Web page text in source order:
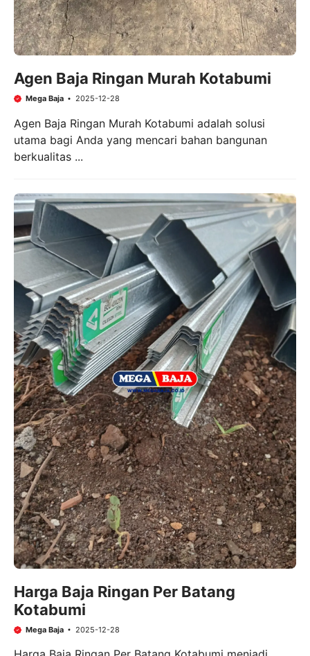
Agen Baja Ringan Murah Kotabumi
Mega Baja 2025-12-28
Agen Baja Ringan Murah Kotabumi adalah solusi
utama bagi Anda yang mencari bahan bangunan
berkualitas ...
Harga Baja Ringan Per Batang
Kotabumi
Mega Baja 2025-12-28